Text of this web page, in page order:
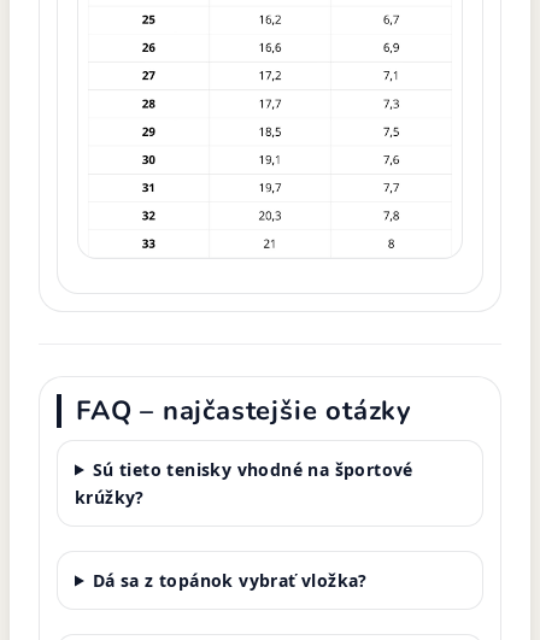
FAQ – najčastejšie otázky
Sú tieto tenisky vhodné na športové
krúžky?
Dá sa z topánok vybrať vložka?